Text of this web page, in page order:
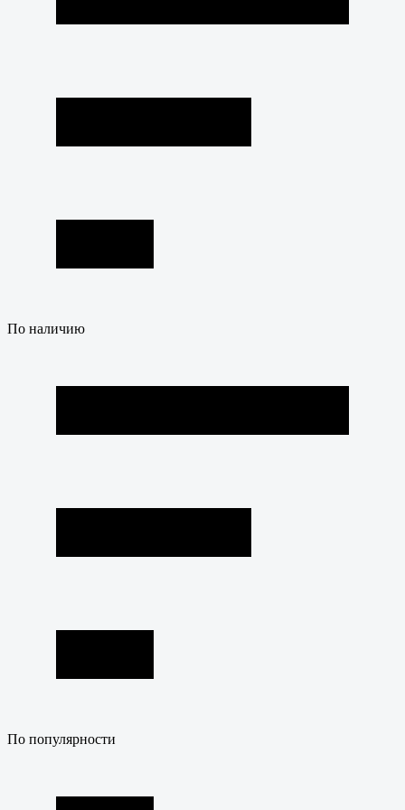
По наличию
По популярности